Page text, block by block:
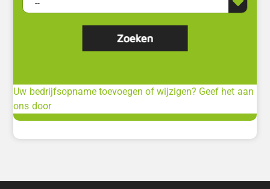
Uw bedrijfsopname toevoegen of wijzigen? Geef het aan
ons door